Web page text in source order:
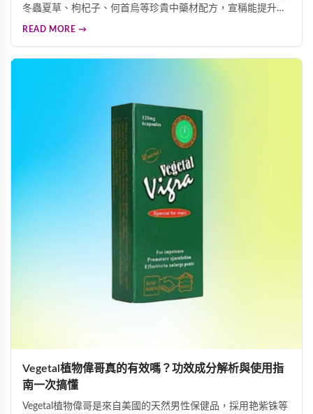
冬蟲夏草、枸杞子、何首烏等珍貴中藥材配方，宣稱能提升男
READ MORE →
Vegetal植物偉哥真的有效嗎？功效成分解析與使用指
南一次搞懂
Vegetal植物偉哥是來自美國的天然男性保健品，採用艳紫铢等